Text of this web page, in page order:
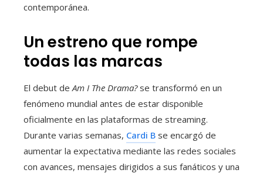
contemporánea.
Un estreno que rompe
todas las marcas
El debut de Am I The Drama?se transformó en un
fenómeno mundial antes de estar disponible
oficialmente en las plataformas de streaming.
Durante varias semanas, Cardi B se encargó de
aumentar la expectativa mediante las redes sociales
con avances, mensajes dirigidos a sus fanáticos y una